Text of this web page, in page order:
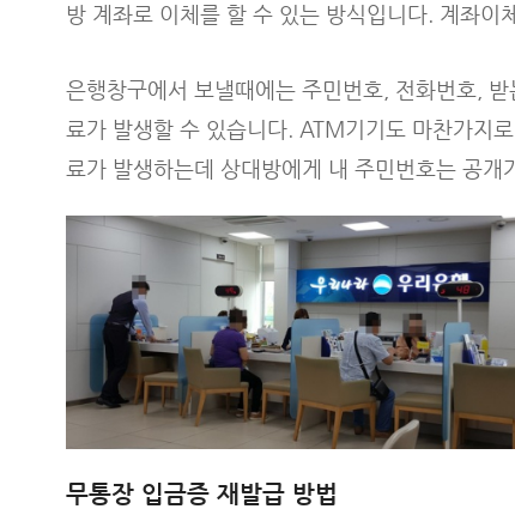
방 계좌로 이체를 할 수 있는 방식입니다. 계좌이
은행창구에서 보낼때에는 주민번호, 전화번호,
료가 발생할 수 있습니다. ATM기기도 마찬가지
료가 발생하는데 상대방에게 내 주민번호는 공개
무통장 입금증 재발급 방법